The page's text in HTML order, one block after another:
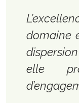
domaine
elle